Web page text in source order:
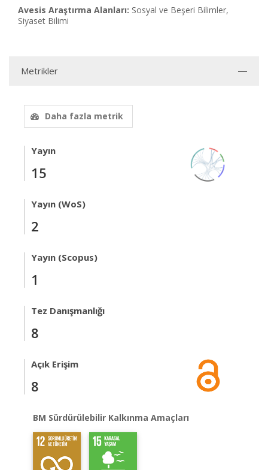
Avesis Araştırma Alanları: Sosyal ve Beşeri Bilimler,
Siyaset Bilimi
Metrikler
Daha fazla metrik
Yayın
15
Yayın (WoS)
2
Yayın (Scopus)
1
Tez Danışmanlığı
8
Açık Erişim
8
BM Sürdürülebilir Kalkınma Amaçları